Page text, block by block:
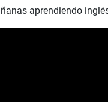
aprendiendo